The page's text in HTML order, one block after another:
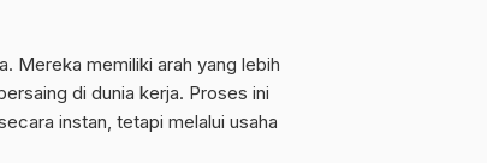
Mereka memiliki arah yang lebih
di dunia kerja. Proses ini
instan, tetapi melalui usaha